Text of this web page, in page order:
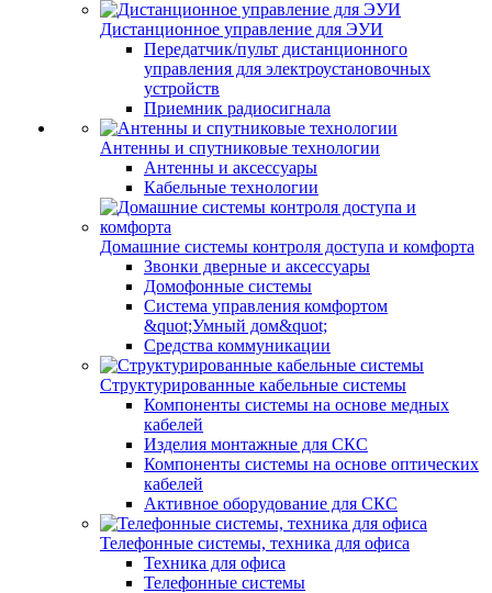
Дистанционное управление для ЭУИ
Передатчик/пульт дистанционного
управления для электроустановочных
устройств
Приемник радиосигнала
Антенны и спутниковые технологии
Антенны и аксессуары
Кабельные технологии
Домашние системы контроля доступа и комфорта
Звонки дверные и аксессуары
Домофонные системы
Система управления комфортом
&quot;Умный дом&quot;
Средства коммуникации
Структурированные кабельные системы
Компоненты системы на основе медных
кабелей
Изделия монтажные для СКС
Компоненты системы на основе оптических
кабелей
Активное оборудование для СКС
Телефонные системы, техника для офиса
Техника для офиса
Телефонные системы